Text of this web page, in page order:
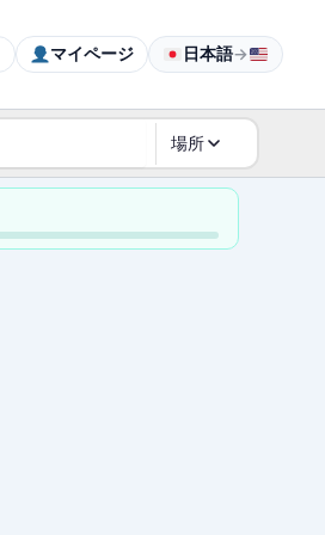
マイページ 日本語→
場所